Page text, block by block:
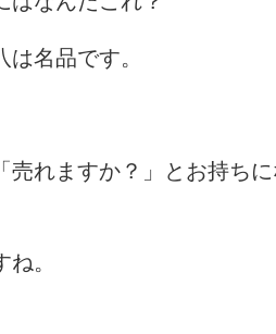
名品です。
売れますか？」とお持ち
。